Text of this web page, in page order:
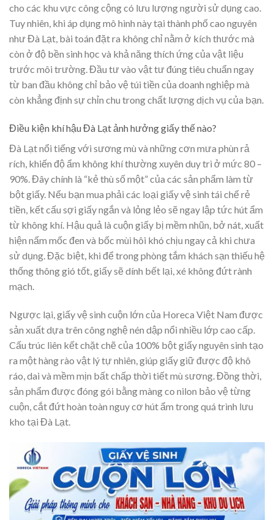
cho các khu vực công cộng có lưu lượng người sử dụng cao.
Tuy nhiên, khi áp dụng mô hình này tại thành phố cao nguyên
như Đà Lạt, bài toán đặt ra không chỉ nằm ở kích thước mà
còn ở độ bền sinh học và khả năng thích ứng của vật liệu
trước môi trường. Đầu tư vào vật tư đúng tiêu chuẩn ngay
từ ban đầu không chỉ bảo vệ túi tiền của doanh nghiệp mà
còn khẳng định sự chỉn chu trong chất lượng dịch vụ của bạn.
Điều kiện khí hậu Đà Lạt ảnh hưởng giấy thế nào?
Đà Lạt nổi tiếng với sương mù và những cơn mưa phùn rả
rích, khiến độ ẩm không khí thường xuyên duy trì ở mức 80 –
90%. Đây chính là “kẻ thù số một” của các sản phẩm làm từ
bột giấy. Nếu bạn mua phải các loại giấy vệ sinh tái chế rẻ
tiền, kết cấu sợi giấy ngắn và lỏng lẻo sẽ ngay lập tức hút ẩm
từ không khí. Hậu quả là cuộn giấy bị mềm nhũn, bở nát, xuất
hiện nấm mốc đen và bốc mùi hôi khó chịu ngay cả khi chưa
sử dụng. Đặc biệt, khi để trong phòng tắm khách sạn thiếu hệ
thống thông gió tốt, giấy sẽ dính bết lại, xé không đứt rành
mạch.
Ngược lại, giấy vệ sinh cuộn lớn của Horeca Việt Nam được
sản xuất dựa trên công nghệ nén dập nổi nhiều lớp cao cấp.
Cấu trúc liên kết chặt chẽ của 100% bột giấy nguyên sinh tạo
ra một hàng rào vật lý tự nhiên, giúp giấy giữ được độ khô
ráo, dai và mềm mịn bất chấp thời tiết mù sương. Đồng thời,
sản phẩm được đóng gói bằng màng co nilon bảo vệ từng
cuộn, cắt đứt hoàn toàn nguy cơ hút ẩm trong quá trình lưu
kho tại Đà Lạt.